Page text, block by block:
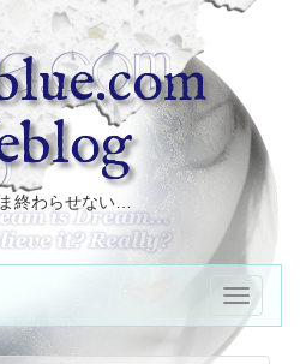
終わらせない…